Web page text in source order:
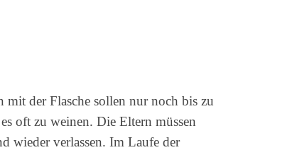
der Flasche sollen nur noch bis zu
oft zu weinen. Die Eltern müssen
wieder verlassen. Im Laufe der